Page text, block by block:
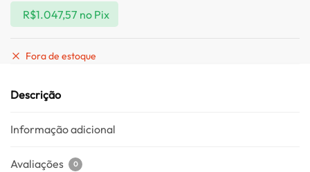
R$1.047,57 no Pix
Fora de estoque
Descrição
Informação adicional
Avaliações 0